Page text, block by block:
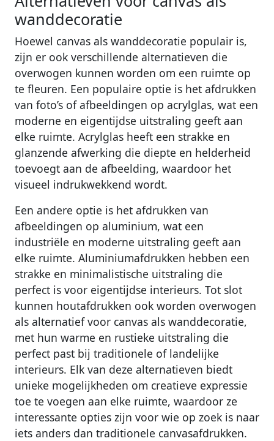
wanddecoratie
Hoewel canvas als wanddecoratie populair is,
zijn er ook verschillende alternatieven die
overwogen kunnen worden om een ruimte op
te fleuren. Een populaire optie is het afdrukken
van foto’s of afbeeldingen op acrylglas, wat een
moderne en eigentijdse uitstraling geeft aan
elke ruimte. Acrylglas heeft een strakke en
glanzende afwerking die diepte en helderheid
toevoegt aan de afbeelding, waardoor het
visueel indrukwekkend wordt.
Een andere optie is het afdrukken van
afbeeldingen op aluminium, wat een
industriële en moderne uitstraling geeft aan
elke ruimte. Aluminiumafdrukken hebben een
strakke en minimalistische uitstraling die
perfect is voor eigentijdse interieurs. Tot slot
kunnen houtafdrukken ook worden overwogen
als alternatief voor canvas als wanddecoratie,
met hun warme en rustieke uitstraling die
perfect past bij traditionele of landelijke
interieurs. Elk van deze alternatieven biedt
unieke mogelijkheden om creatieve expressie
toe te voegen aan elke ruimte, waardoor ze
interessante opties zijn voor wie op zoek is naar
iets anders dan traditionele canvasafdrukken.